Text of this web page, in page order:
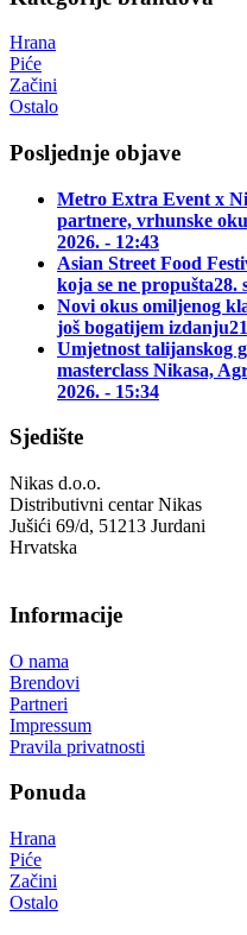
Hrana
Piće
Začini
Ostalo
Posljednje objave
Metro Extra Event x
partnere, vrhunske
2026. - 12:43
Asian Street Food
koja se ne propušta28.
Novi okus omiljenog
još bogatijem izdanju
Umjetnost talijanskog
masterclass Nikasa,
2026. - 15:34
Sjedište
Nikas d.o.o.
Distributivni centar Nikas
Jušići 69/d, 51213 Jurdani
Hrvatska
Informacije
O nama
Brendovi
Partneri
Impressum
Pravila privatnosti
Ponuda
Hrana
Piće
Začini
Ostalo